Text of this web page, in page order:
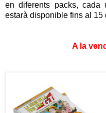
en diferents packs, cada
estarà disponible fins al 15
A la